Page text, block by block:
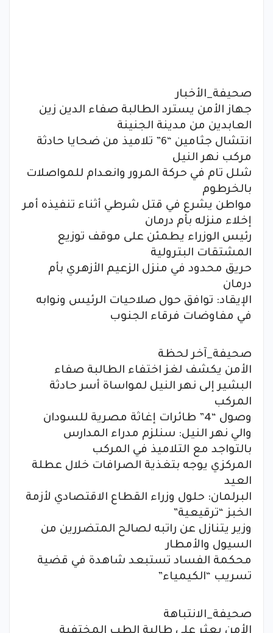
صحيفة_الأخبار
جهاز الأمن يسترد الطالبة صفاء الدين زين
العابدين من مدينة الجنينة
انتشال جثامين “6” تلاميذ من ضحايا حادثة
مركب نهر النيل
شلل تام في حركة المرور وانعدام للمواصلات
بالخرطوم
مواطن يشرع في قتل شرطي أثناء تنفيذه أمر
إخلاء منزله بأم درمان
رئيس الوزراء يطمئن على موقف توزيع
المشتقات البترولية
حريق محدود في منزل الزعيم الأزهري بأم
درمان
الإيقاد: توافق حول صلاحيات الرئيس ونوابه
في مفاوضات فرقاء الجنوب
صحيفة_آخر لحظة
الأمن يكشف لغز اختفاء الطالبة صفاء
البشير إلى نهر النيل لمواساة أسر حادثة
المركب
وصول “4” طائرات إغاثة مصرية للسودان
والي نهر النيل: سنلزم مدراء المدارس
بالتواجد مع التلاميذ في المركب
المركزي يوجه بتغذية الصرافات خلال عطلة
العيد
البرلمان: حلول وزراء القطاع الاقتصادي لأزمة
الخبز “ترقيعية”
وزير يتنازل عن راتبه لصالح المتضررين من
السيول والأمطار
محكمة الفساد تستبعد شاهدة في قضية
تسريب “الكيمياء”
صحيفة_الانتباهة